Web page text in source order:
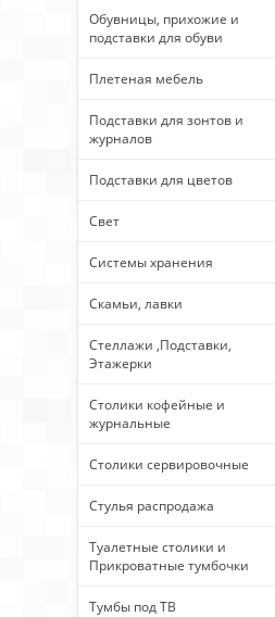
Обувницы, прихожие и
подставки для обуви
Плетеная мебель
Подставки для зонтов и
журналов
Подставки для цветов
Свет
Системы хранения
Скамьи, лавки
Стеллажи ,Подставки,
Этажерки
Столики кофейные и
журнальные
Столики сервировочные
Стулья распродажа
Туалетные столики и
Прикроватные тумбочки
Тумбы под ТВ